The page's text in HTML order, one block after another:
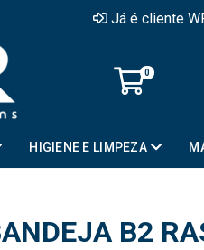
Já é cliente
0
HIGIENE E LIMPEZA
B2